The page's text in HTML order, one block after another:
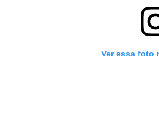
Ver essa foto